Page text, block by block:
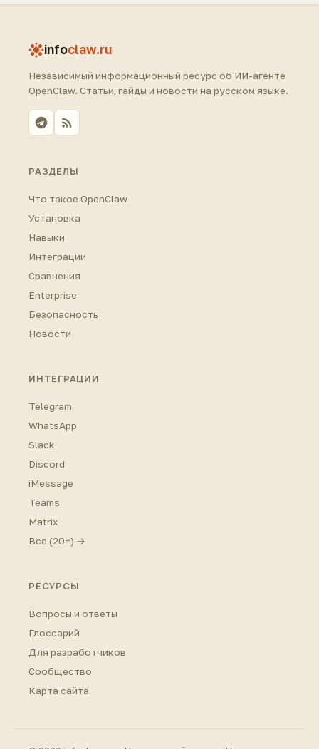
infoclaw.ru
Независимый информационный ресурс об ИИ-агенте
OpenClaw. Статьи, гайды и новости на русском языке.
РАЗДЕЛЫ
Что такое OpenClaw
Установка
Навыки
Интеграции
Сравнения
Enterprise
Безопасность
Новости
ИНТЕГРАЦИИ
Telegram
WhatsApp
Slack
Discord
iMessage
Teams
Matrix
Все (20+) →
РЕСУРСЫ
Вопросы и ответы
Глоссарий
Для разработчиков
Сообщество
Карта сайта